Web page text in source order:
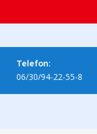
Telefon:
06/30/94-22-55-8